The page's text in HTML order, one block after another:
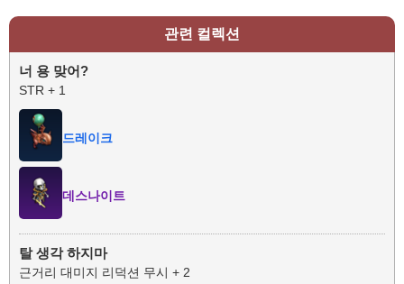
관련 컬렉션
너 용 맞어?
STR + 1
드레이크
데스나이트
탈 생각 하지마
근거리 대미지 리덕션 무시 + 2